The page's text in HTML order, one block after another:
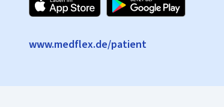
www.medflex.de/patient